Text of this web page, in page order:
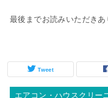
最後までお読みいただきあ
Tweet
エアコン・ハウスクリー